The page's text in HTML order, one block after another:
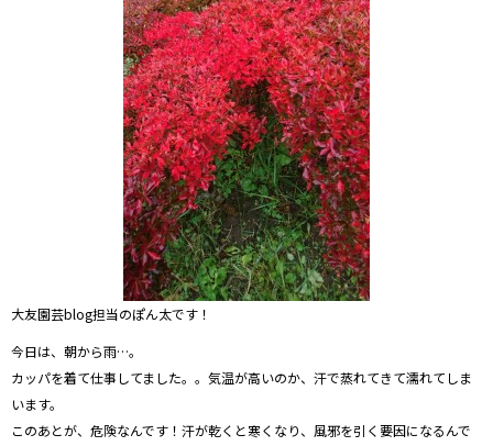
大友園芸blog担当のぽん太です！
今日は、朝から雨…。
カッパを着て仕事してました。。気温が高いのか、汗で蒸れてきて濡れてしま
います。
このあとが、危険なんです！汗が乾くと寒くなり、風邪を引く要因になるんで